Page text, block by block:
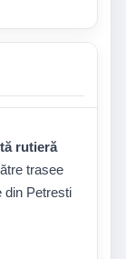
rutieră
trasee
din Petresti